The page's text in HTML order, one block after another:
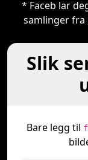
* Faceb lar
samlinger
Slik
Bare legg til